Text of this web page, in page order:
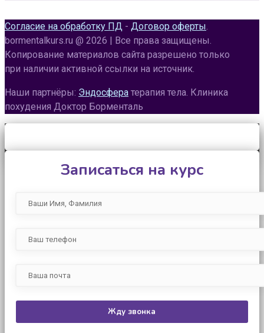
Согласие на обработку ПД - Договор оферты
bormentalkurs.ru @ 2026 | Все права защищены.
Копирование материалов сайта разрешено только
при наличии активной ссылки на источник.
Наши партнёры: Эндосфера терапия тела. Клиника
похудения Доктор Борменталь
Записаться на курс